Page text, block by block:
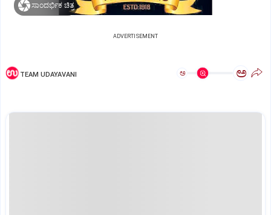
ಸಾಂದರ್ಭಿಕ ಚಿತ್ರ
ADVERTISEMENT
TEAM UDAYAVANI ಅ ಅ